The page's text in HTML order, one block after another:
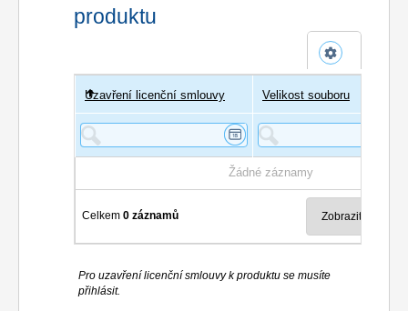
produktu
Uživatel
Uzavření licenční smlouvy Velikost souboru
Žádné záznamy
Celkem0 záznamů
Pro uzavření licenční smlouvy k produktu se musíte
přihlásit.